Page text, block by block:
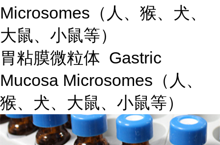
Microsomes（人、猴、犬、
大鼠、小鼠等）
胃粘膜微粒体 Gastric
Mucosa Microsomes（人、
猴、犬、大鼠、小鼠等）